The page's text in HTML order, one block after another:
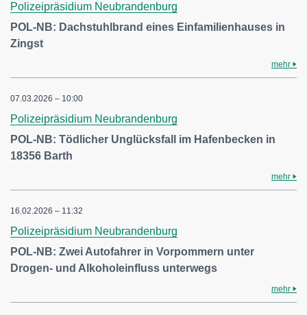
Polizeipräsidium Neubrandenburg
POL-NB: Dachstuhlbrand eines Einfamilienhauses in
Zingst
mehr
07.03.2026 – 10:00
Polizeipräsidium Neubrandenburg
POL-NB: Tödlicher Unglücksfall im Hafenbecken in
18356 Barth
mehr
16.02.2026 – 11:32
Polizeipräsidium Neubrandenburg
POL-NB: Zwei Autofahrer in Vorpommern unter
Drogen- und Alkoholeinfluss unterwegs
mehr